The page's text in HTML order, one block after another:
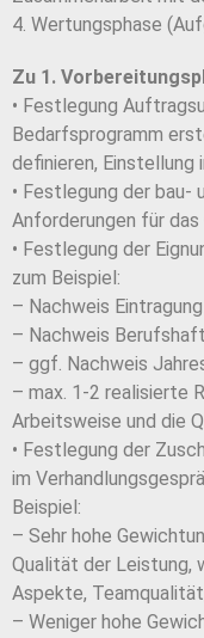
4. Wertungsphase
Zu 1.
• Festlegung
Bedarfsprogramm
definieren, Einstellung
• Festlegung der bau-
Anforderungen für
• Festlegung der
zum Beispiel:
– Nachweis
– Nachweis
– ggf. Nachweis
– max. 1-2 realisierte
Arbeitsweise und die
• Festlegung der
im
Beispiel:
– Sehr hohe
Qualität der
Aspekte,
– Weniger hohe